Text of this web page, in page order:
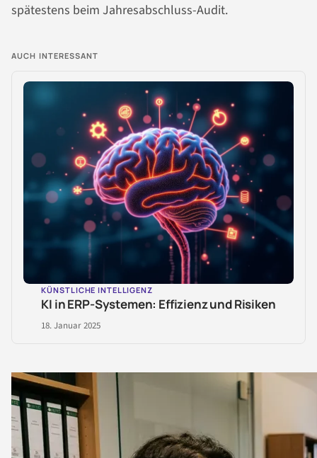
spätestens beim Jahresabschluss-Audit.
AUCH INTERESSANT
KÜNSTLICHE INTELLIGENZ
KI in ERP-Systemen: Effizienz und Risiken
18. Januar 2025